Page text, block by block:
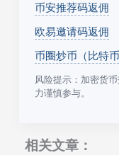
币安推荐码返佣
欧易邀请码返佣
币圈炒币（比特
风险提示：加密货
力谨慎参与。
相关文章：